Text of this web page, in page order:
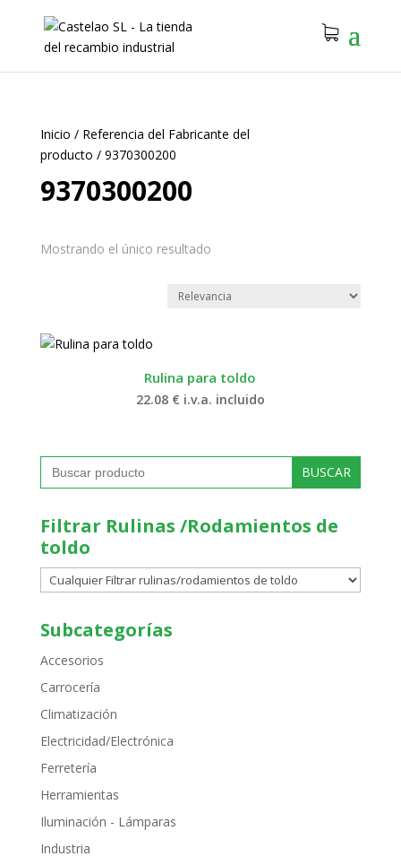
Inicio / Referencia del Fabricante del
producto / 9370300200
9370300200
Mostrando el único resultado
Rulina para toldo
22.08 € i.v.a. incluido
Buscar:
Filtrar Rulinas /Rodamientos de
toldo
Subcategorías
Accesorios
Carrocería
Climatización
Electricidad/Electrónica
Ferretería
Herramientas
Iluminación - Lámparas
Industria